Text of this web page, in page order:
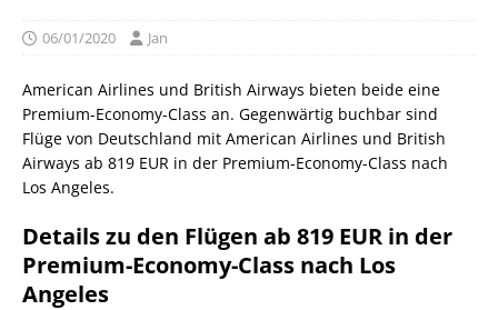
06/01/2020 Jan
American Airlines und British Airways bieten beide eine
Premium-Economy-Class an. Gegenwärtig buchbar sind
Flüge von Deutschland mit American Airlines und British
Airways ab 819 EUR in der Premium-Economy-Class nach
Los Angeles.
Details zu den Flügen ab 819 EUR in der
Premium-Economy-Class nach Los
Angeles